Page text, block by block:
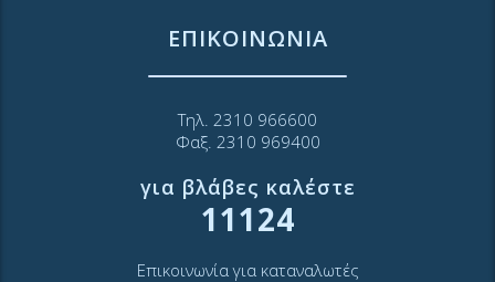
ΕΠΙΚΟΙΝΩΝΙΑ
Τηλ. 2310 966600
Φαξ. 2310 969400
για βλάβες καλέστε
11124
Επικοινωνία για καταναλωτές